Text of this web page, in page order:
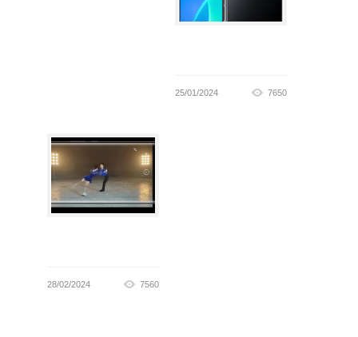
25/01/2024 7650
28/02/2024 7560